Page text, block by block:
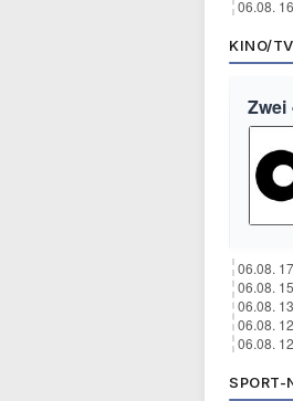
06.08.
KINO/
Zwei
06.08.
06.08.
06.08.
06.08.
06.08.
SPORT-